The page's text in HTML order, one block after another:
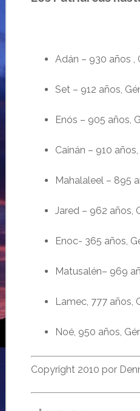
Adán – 930 años ,
Set – 912 años,
Enós – 905 años,
Cainán – 910 años,
Mahalaleel – 895
Jared – 962 años,
Enoc- 365 años,
Matusalén– 969
Lamec, 777 años,
Noé, 950 años,
Copyright 2010 por